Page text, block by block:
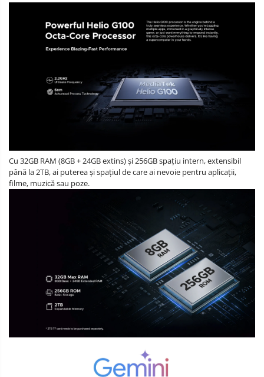
Cu 32GB RAM (8GB + 24GB extins) și 256GB spațiu intern, extensibil
până la 2TB, ai puterea și spațiul de care ai nevoie pentru aplicații,
filme, muzică sau poze.